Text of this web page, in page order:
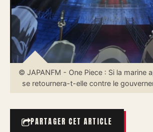
© JAPANFM - One Piece : Si la marine
se retournera-t-elle contre le
PARTAGER CET ARTICLE